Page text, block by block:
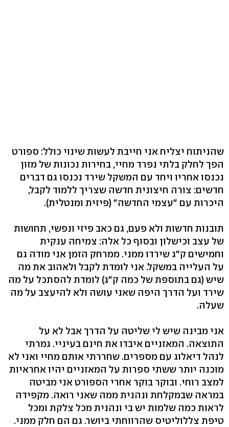
שהניתוח יצליח אני חייבת לעשות שינוי כולל: ספורט
הפך לחלק בלתי נפרד מחיי, בחירות נכונות של מזון
נכנסו אחריו ויחד עם המשקל שירד נכנסו גם דברים
חדשים: צורה חיצונית חדשה שצריך ללמוד לקבל,
היכרות עם "עצמי החדשה" (פיזית ומנטלית).
תובנות חדשות ולא פעם, גם כאב פיזי ונפשי, תחושות
של עצב וכישלון ובסוף כל אלה: צמיחה ענקית
וחמישים ק"ג שירדו ממני. ממרחק הזמן אני מודה גם
על העלייה במשקל. אני לומדת לקבל ולאהוב את מה
שיש (גם בתוספת של כמה ק"ג) לומדת להסתכל על מה
שירד ועל הדרך היפה שאני עושה ולא להיעצב על מה
שעלה.
אני מבינה שיש לי שליטה על הדרך אבל לא על
התוצאה. המאזניים איבדו את חינם בעיניי. גמרתי
לנהל דיאלוג עם מספרים. שחררתי אותם מחיי ואני לא
מוכנה יותר ששתי ספרות על המאזניים יהיו אחראיות
למצב רוחי. ובוקר בוקר אחרי הספורט אני מביטה
במראה שבמקלחת ונהנית ממה שאני רואה. מקפידה
לראות כמה שלמות יש בי ונהנית מכל צלקת ומכל
טיפת צללוליטיס שהרווחתי ביושר. גם הם חלק ממני.